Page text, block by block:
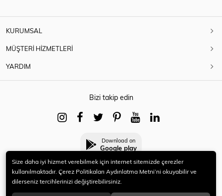
KURUMSAL
MÜŞTERİ HİZMETLERİ
YARDIM
Bizi takip edin
Download on
Google play
Size daha iyi hizmet verebilmek için internet sitemizde çerezler
kullanılmaktadır. Çerez Politikaları Aydınlatma Metni’ni okuyabilir ve
dilerseniz tercihlerinizi değiştirebilirsiniz.